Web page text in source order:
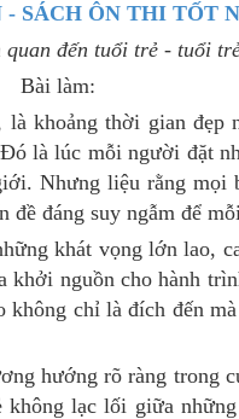
- SÁCH ÔN THI TỐT
đến tuổi trẻ - tuổi
Bài làm:
thời gian đẹp
là lúc mỗi người đặt
Nhưng liệu rằng mọi
đề đáng suy ngẫm để
khát vọng lớn lao,
nguồn cho hành
chỉ là đích đến
rõ ràng trong
lạc lối giữa